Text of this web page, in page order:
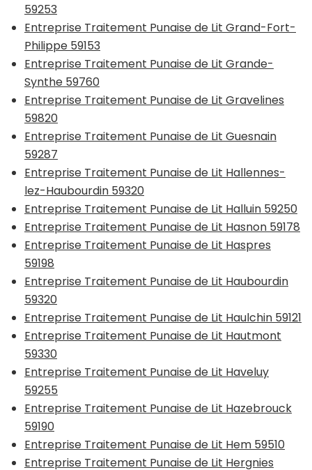
59253
Entreprise Traitement Punaise de Lit Grand-Fort-
Philippe 59153
Entreprise Traitement Punaise de Lit Grande-
Synthe 59760
Entreprise Traitement Punaise de Lit Gravelines
59820
Entreprise Traitement Punaise de Lit Guesnain
59287
Entreprise Traitement Punaise de Lit Hallennes-
lez-Haubourdin 59320
Entreprise Traitement Punaise de Lit Halluin 59250
Entreprise Traitement Punaise de Lit Hasnon 59178
Entreprise Traitement Punaise de Lit Haspres
59198
Entreprise Traitement Punaise de Lit Haubourdin
59320
Entreprise Traitement Punaise de Lit Haulchin 59121
Entreprise Traitement Punaise de Lit Hautmont
59330
Entreprise Traitement Punaise de Lit Haveluy
59255
Entreprise Traitement Punaise de Lit Hazebrouck
59190
Entreprise Traitement Punaise de Lit Hem 59510
Entreprise Traitement Punaise de Lit Hergnies